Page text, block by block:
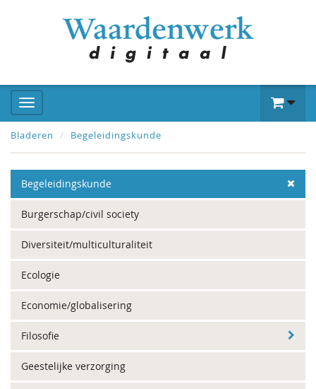
Bladeren Begeleidingskunde
Begeleidingskunde
Burgerschap/civil society
Diversiteit/multiculturaliteit
Ecologie
Economie/globalisering
Filosofie
Geestelijke verzorging